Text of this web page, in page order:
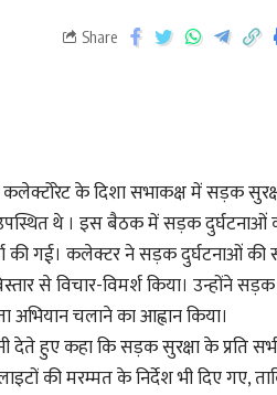
Share
के दिशा सभाकक्ष में सड़क
थे । इस बैठक में सड़क दुर्घटनाओं
की गई। कलेक्टर ने सड़क दुर्घटनाओं की
से विचार-विमर्श किया। उन्होंने
चलाने का आह्वान किया।
हुए कहा कि सड़क सुरक्षा के प्रति
की मरम्मत के निर्देश भी दिए गए,